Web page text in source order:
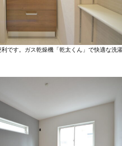
です。ガス乾燥機「乾太くん」で快適な洗